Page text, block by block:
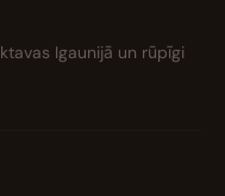
Igaunijā un rūpīgi